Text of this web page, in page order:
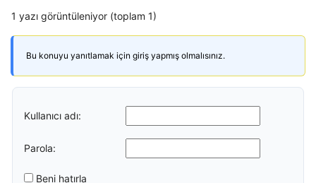
1 yazı görüntüleniyor (toplam 1)
Bu konuyu yanıtlamak için giriş yapmış olmalısınız.
Kullanıcı adı:
Parola:
Beni hatırla